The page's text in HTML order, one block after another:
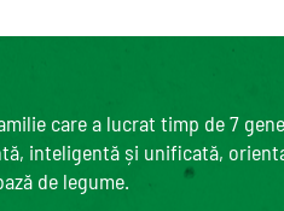
care a lucrat timp de 7
inteligentă și unificată,
de legume.